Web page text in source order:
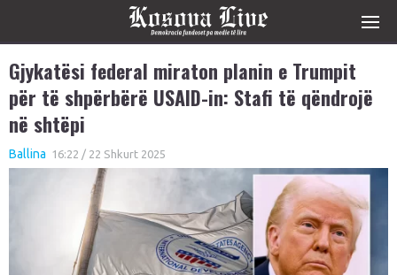
Gjykatësi federal miraton planin e Trumpit
për të shpërbërë USAID-in: Stafi të qëndrojë
në shtëpi
Ballina 16:22 / 22 Shkurt 2025